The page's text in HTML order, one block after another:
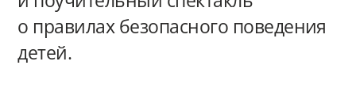
о правилах безопасного поведения
детей.